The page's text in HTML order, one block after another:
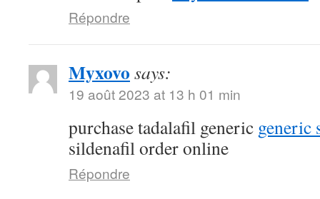
Répondre
Myxovo says:
19 août 2023 at 13 h 01 min
purchase tadalafil generic generic
sildenafil order online
Répondre